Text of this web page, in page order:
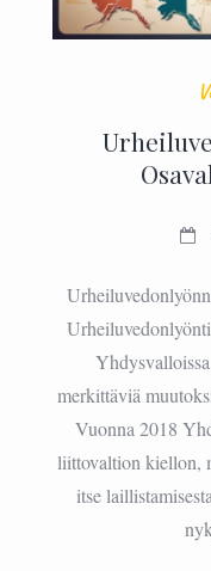
merkittäviä
Vuonna 2018
liittovaltion kiellon,
itse